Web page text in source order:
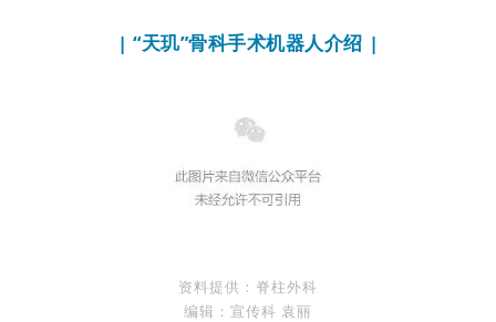
| “天玑”骨科手术机器人介绍 |
资料提供：脊柱外科
编辑：宣传科 袁丽